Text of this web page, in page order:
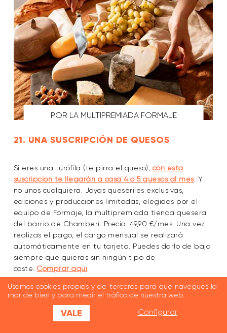
POR LA MULTIPREMIADA FORMAJE
21. UNA SUSCRIPCIÓN DE QUESOS
Si eres una turófila (te pirra el queso), con esta
suscripción te llegarán a casa 4 o 5 quesos al mes. Y
no unos cualquiera. Joyas queseriles exclusivas,
ediciones y producciones limitadas, elegidas por el
equipo de Formaje, la multipremiada tienda quesera
del barrio de Chamberí. Precio: 49,90 €/mes. Una vez
realizas el pago, el cargo mensual se realizará
automáticamente en tu tarjeta. Puedes darlo de baja
siempre que quieras sin ningún tipo de
coste. Comprar aquí
Usamos cookies propias y de terceros para que navegues la
mar de bien y para medir el tráfico de nuestra web.
VALE Configurar